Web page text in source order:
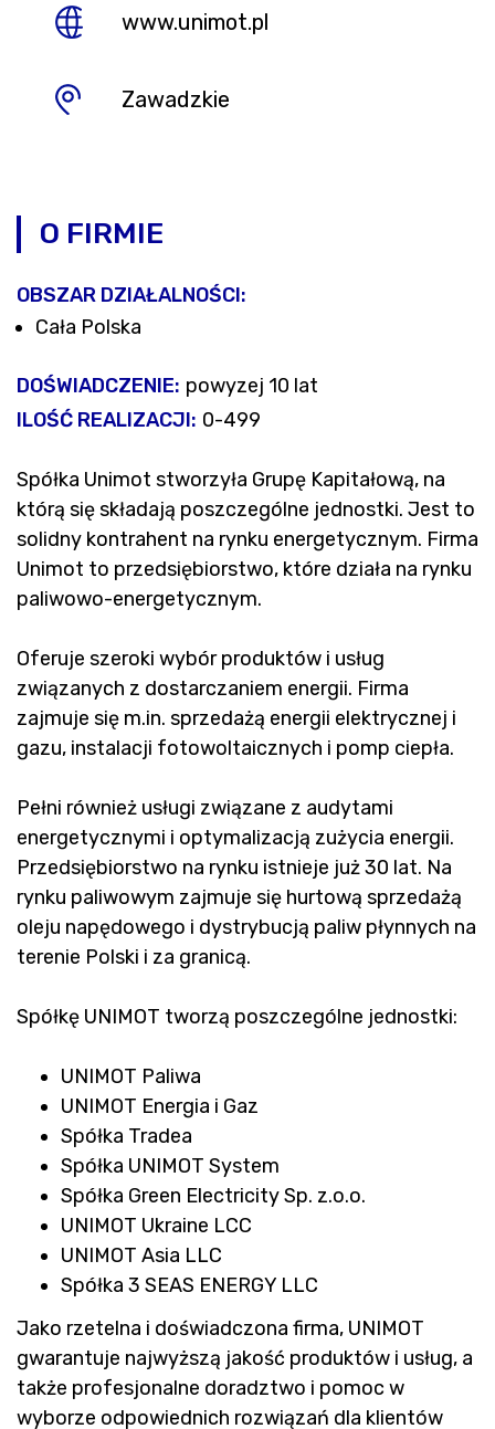
www.unimot.pl
Zawadzkie
O FIRMIE
OBSZAR DZIAŁALNOŚCI:
Cała Polska
DOŚWIADCZENIE: powyzej 10 lat
ILOŚĆ REALIZACJI: 0-499
Spółka Unimot stworzyła Grupę Kapitałową, na
którą się składają poszczególne jednostki. Jest to
solidny kontrahent na rynku energetycznym. Firma
Unimot to przedsiębiorstwo, które działa na rynku
paliwowo-energetycznym.
Oferuje szeroki wybór produktów i usług
związanych z dostarczaniem energii. Firma
zajmuje się m.in. sprzedażą energii elektrycznej i
gazu, instalacji fotowoltaicznych i pomp ciepła.
Pełni również usługi związane z audytami
energetycznymi i optymalizacją zużycia energii.
Przedsiębiorstwo na rynku istnieje już 30 lat. Na
rynku paliwowym zajmuje się hurtową sprzedażą
oleju napędowego i dystrybucją paliw płynnych na
terenie Polski i za granicą.
Spółkę UNIMOT tworzą poszczególne jednostki:
UNIMOT Paliwa
UNIMOT Energia i Gaz
Spółka Tradea
Spółka UNIMOT System
Spółka Green Electricity Sp. z.o.o.
UNIMOT Ukraine LCC
UNIMOT Asia LLC
Spółka 3 SEAS ENERGY LLC
Jako rzetelna i doświadczona firma, UNIMOT
gwarantuje najwyższą jakość produktów i usług, a
także profesjonalne doradztwo i pomoc w
wyborze odpowiednich rozwiązań dla klientów